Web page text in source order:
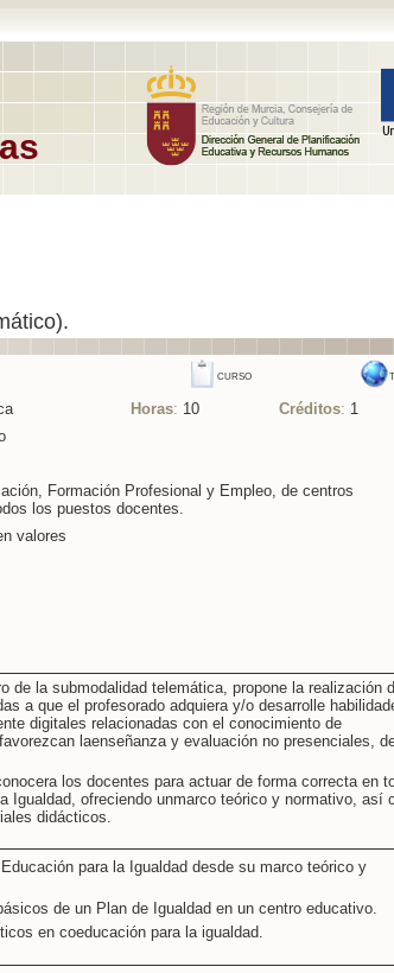
CURSO
Horas: 10 Créditos: 1
Formación Profesional y Empleo, de centros
los puestos docentes.
valores
de la submodalidad telemática, propone la realización
a que el profesorado adquiera y/o desarrolle
digitales relacionadas con el conocimiento de
laenseñanza y evaluación no presenciales,
los docentes para actuar de forma correcta en
Igualdad, ofreciendo unmarco teórico y normativo, así
didácticos.
para la Igualdad desde su marco teórico y
de un Plan de Igualdad en un centro educativo.
en coeducación para la igualdad.